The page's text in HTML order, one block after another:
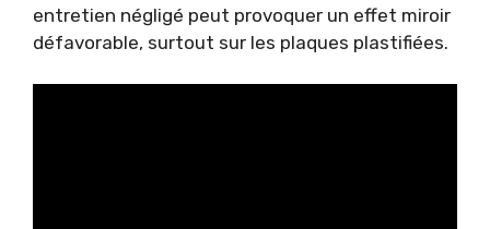
entretien négligé peut provoquer un effet miroir
défavorable, surtout sur les plaques plastifiées.